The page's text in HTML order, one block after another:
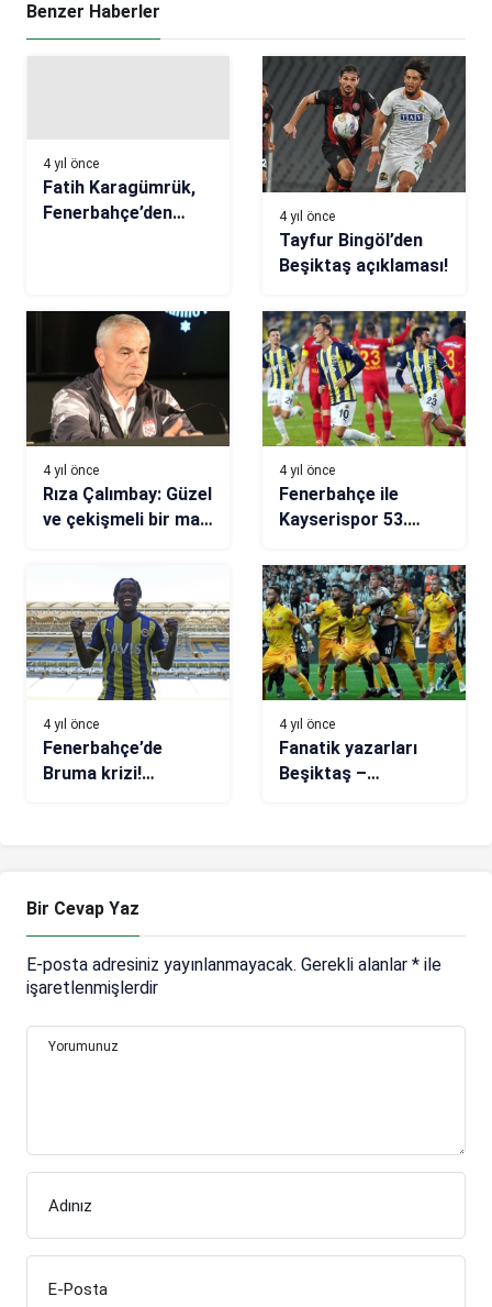
Benzer Haberler
4 yıl önce
Fatih Karagümrük,
Fenerbahçe’den
4 yıl önce
Tayfur Bingöl’den
Beşiktaş açıklaması!
4 yıl önce
Rıza Çalımbay: Güzel
ve çekişmeli bir maç
4 yıl önce
Fenerbahçe ile
Kayserispor 53.
4 yıl önce
Fenerbahçe’de
Bruma krizi!
4 yıl önce
Fanatik yazarları
Beşiktaş –
Bir Cevap Yaz
E-posta adresiniz yayınlanmayacak. Gerekli alanlar * ile
işaretlenmişlerdir
Yorumunuz
Adınız
E-Posta